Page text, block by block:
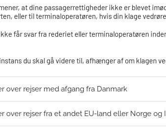
at dine passagerrettigheder ikke er blevet
eller til terminaloperatøren, hvis din klage
får svar fra rederiet eller terminaloperatøren
du skal gå videre til, afhænger af om klagen
over rejser med afgang fra Danmark
over rejser fra et andet EU-land eller Norge og